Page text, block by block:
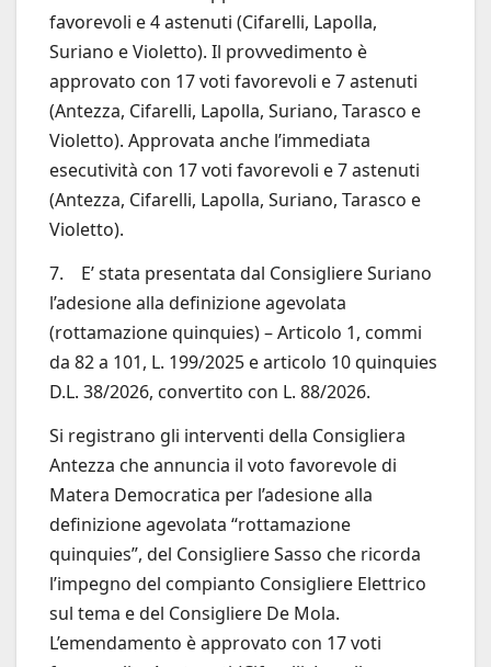
favorevoli e 4 astenuti (Cifarelli, Lapolla,
Suriano e Violetto). Il provvedimento è
approvato con 17 voti favorevoli e 7 astenuti
(Antezza, Cifarelli, Lapolla, Suriano, Tarasco e
Violetto). Approvata anche l’immediata
esecutività con 17 voti favorevoli e 7 astenuti
(Antezza, Cifarelli, Lapolla, Suriano, Tarasco e
Violetto).
7. E’ stata presentata dal Consigliere Suriano
l’adesione alla definizione agevolata
(rottamazione quinquies) – Articolo 1, commi
da 82 a 101, L. 199/2025 e articolo 10 quinquies
D.L. 38/2026, convertito con L. 88/2026.
Si registrano gli interventi della Consigliera
Antezza che annuncia il voto favorevole di
Matera Democratica per l’adesione alla
definizione agevolata “rottamazione
quinquies”, del Consigliere Sasso che ricorda
l’impegno del compianto Consigliere Elettrico
sul tema e del Consigliere De Mola.
L’emendamento è approvato con 17 voti